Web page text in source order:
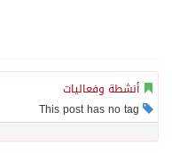
أنشطة وفعاليات